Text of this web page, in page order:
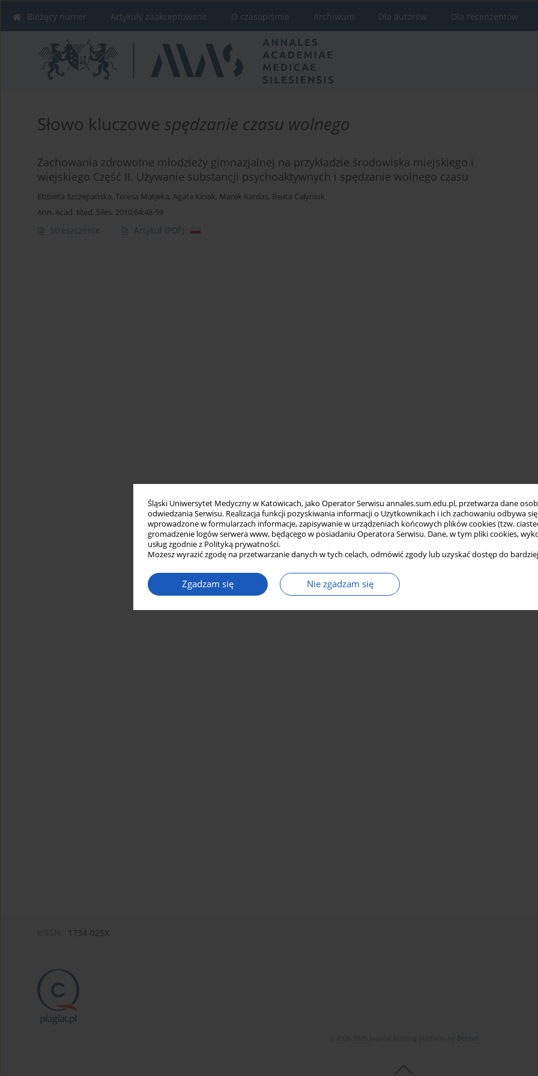
Śląski Uniwersytet Medyczny w Katowicach, jako Operator Serwisu annales.sum.edu.pl, przetwarza dane
odwiedzania Serwisu. Realizacja funkcji pozyskiwania informacji o Użytkownikach i ich zachowaniu odbywa
wprowadzone w formularzach informacje, zapisywanie w urządzeniach końcowych plików cookies (tzw.
gromadzenie logów serwera www, będącego w posiadaniu Operatora Serwisu. Dane, w tym pliki cookies,
usług zgodnie z Polityką prywatności.
Możesz wyrazić zgodę na przetwarzanie danych w tych celach, odmówić zgody lub uzyskać dostęp do
Zgadzam się Nie zgadzam się
Bieżący numer Artykuły zaakceptowane O czasopiśmie Archiwum Dla autorów Dla recenzentów
Słowo kluczowe spędzanie czasu wolnego
Zachowania zdrowotne młodzieży gimnazjalnej na przykładzie środowiska miejskiego i
wiejskiego Część II. Używanie substancji psychoaktywnych i spędzanie wolnego czasu
Elżbieta Szczepańska, Teresa Matjeka, Agata Kiciak, Marek Kardas, Beata Całyniuk
Ann. Acad. Med. Siles. 2010;64:48-59
Streszczenie Artykuł (PDF)
1734-025X
Bentus